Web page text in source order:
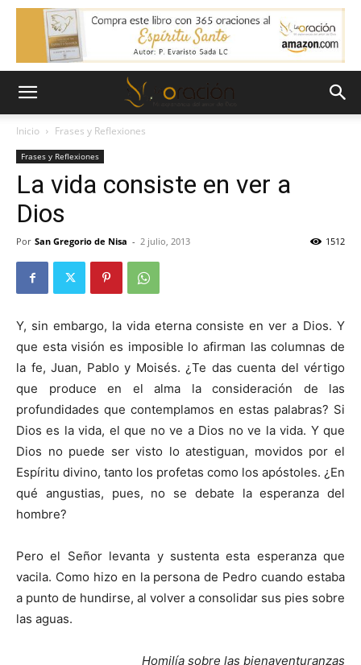
Inicio Frases y Reflexiones
Frases y Reflexiones
La vida consiste en ver a
Dios
Por San Gregorio de Nisa - 2 julio, 2013 1512
Y, sin embargo, la vida eterna consiste en ver a Dios. Y
que esta visión es imposible lo afirman las columnas de
la fe, Juan, Pablo y Moisés. ¿Te das cuenta del vértigo
que produce en el alma la consideración de las
profundidades que contemplamos en estas palabras? Si
Dios es la vida, el que no ve a Dios no ve la vida. Y que
Dios no puede ser visto lo atestiguan, movidos por el
Espíritu divino, tanto los profetas como los apóstoles. ¿En
qué angustias, pues, no se debate la esperanza del
hombre?
Pero el Señor levanta y sustenta esta esperanza que
vacila. Como hizo en la persona de Pedro cuando estaba
a punto de hundirse, al volver a consolidar sus pies sobre
las aguas.
Homilía sobre las bienaventuranzas